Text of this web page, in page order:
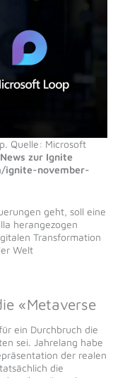
Quelle: Microsoft
zur Ignite
ignite-november-
geht, soll eine
herangezogen
Transformation
Welt
«Metaverse
ein Durchbruch die
sei. Jahrelang habe
der realen
die